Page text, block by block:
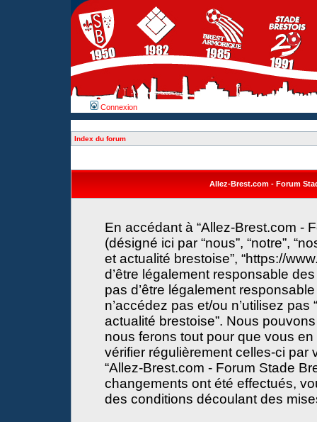
Connexion
Index du forum
Allez-Brest.com - Forum
En accédant à “Allez-Brest.com -
(désigné ici par “nous”, “notre”,
et actualité brestoise”, “https://
d’être légalement responsable
pas d’être légalement
n’accédez pas et/ou n’utilisez
actualité brestoise”. Nous
nous ferons tout pour que vous
vérifier régulièrement celles-ci par
“Allez-Brest.com - Forum Stade
changements ont été effectués,
des conditions découlant des